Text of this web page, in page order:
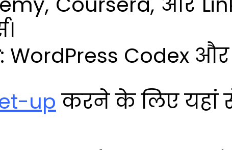
: WordPress Codex
up करने के लिए यहां